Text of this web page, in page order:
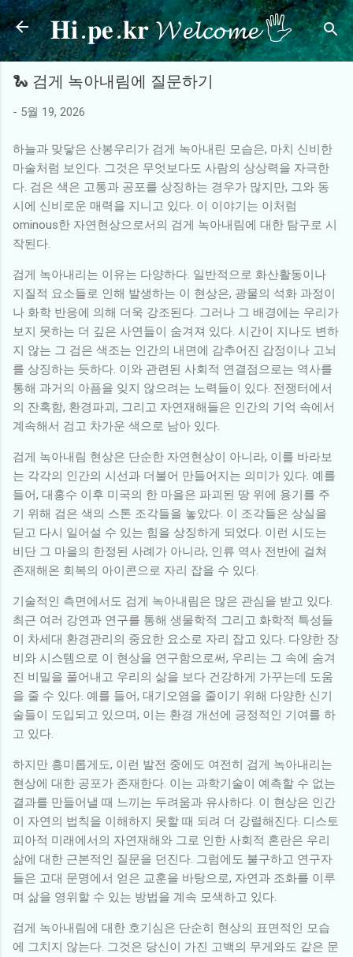
기본 콘텐츠로 건너뛰기
𝐇𝐢.𝐩𝐞.𝐤𝐫 𝓦𝓮𝓵𝓬𝓸𝓶𝓮 🖐
🐍 검게 녹아내림에 질문하기
- 5월 19, 2026
하늘과 맞닿은 산봉우리가 검게 녹아내린 모습은, 마치 신비한
마술처럼 보인다. 그것은 무엇보다도 사람의 상상력을 자극한
다. 검은 색은 고통과 공포를 상징하는 경우가 많지만, 그와 동
시에 신비로운 매력을 지니고 있다. 이 이야기는 이처럼
ominous한 자연현상으로서의 검게 녹아내림에 대한 탐구로 시
작된다.
검게 녹아내리는 이유는 다양하다. 일반적으로 화산활동이나
지질적 요소들로 인해 발생하는 이 현상은, 광물의 석화 과정이
나 화학 반응에 의해 더욱 강조된다. 그러나 그 배경에는 우리가
보지 못하는 더 깊은 사연들이 숨겨져 있다. 시간이 지나도 변하
지 않는 그 검은 색조는 인간의 내면에 감추어진 감정이나 고뇌
를 상징하는 듯하다. 이와 관련된 사회적 연결점으로는 역사를
통해 과거의 아픔을 잊지 않으려는 노력들이 있다. 전쟁터에서
의 잔혹함, 환경파괴, 그리고 자연재해들은 인간의 기억 속에서
계속해서 검고 차가운 색으로 남아 있다.
검게 녹아내림 현상은 단순한 자연현상이 아니라, 이를 바라보
는 각각의 인간의 시선과 더불어 만들어지는 의미가 있다. 예를
들어, 대홍수 이후 미국의 한 마을은 파괴된 땅 위에 용기를 주
기 위해 검은 색의 스톤 조각들을 놓았다. 이 조각들은 상실을
딛고 다시 일어설 수 있는 힘을 상징하게 되었다. 이런 시도는
비단 그 마을의 한정된 사례가 아니라, 인류 역사 전반에 걸쳐
존재해온 회복의 아이콘으로 자리 잡을 수 있다.
기술적인 측면에서도 검게 녹아내림은 많은 관심을 받고 있다.
최근 여러 강연과 연구를 통해 생물학적 그리고 화학적 특성들
이 차세대 환경관리의 중요한 요소로 자리 잡고 있다. 다양한 장
비와 시스템으로 이 현상을 연구함으로써, 우리는 그 속에 숨겨
진 비밀을 풀어내고 우리의 삶을 보다 건강하게 가꾸는데 도움
을 줄 수 있다. 예를 들어, 대기오염을 줄이기 위해 다양한 신기
술들이 도입되고 있으며, 이는 환경 개선에 긍정적인 기여를 하
고 있다.
하지만 흥미롭게도, 이런 발전 중에도 여전히 검게 녹아내리는
현상에 대한 공포가 존재한다. 이는 과학기술이 예측할 수 없는
결과를 만들어낼 때 느끼는 두려움과 유사하다. 이 현상은 인간
이 자연의 법칙을 이해하지 못할 때 되려 더 강렬해진다. 디스토
피아적 미래에서의 자연재해와 그로 인한 사회적 혼란은 우리
삶에 대한 근본적인 질문을 던진다. 그럼에도 불구하고 연구자
들은 고대 문명에서 얻은 교훈을 바탕으로, 자연과 조화를 이루
며 삶을 영위할 수 있는 방법을 계속 모색하고 있다.
검게 녹아내림에 대한 호기심은 단순히 현상의 표면적인 모습
에 그치지 않는다. 그것은 당신이 가진 고백의 무게와도 같은 문